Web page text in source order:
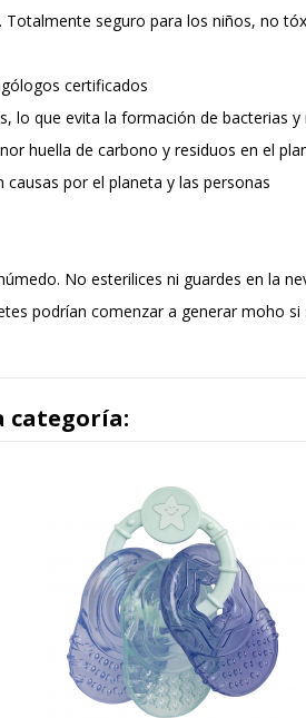
Totalmente seguro para los niños, no
certificados
lo que evita la formación de bacterias y
huella de carbono y residuos en el
por el planeta y las personas
No esterilices ni guardes en la
podrían comenzar a generar moho
categoría: